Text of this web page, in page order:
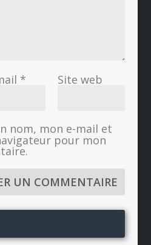
* Site web
nom, mon e-mail et
pour mon